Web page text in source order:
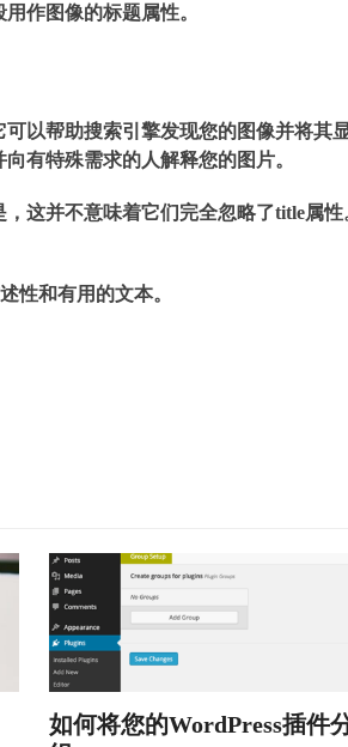
作图像的标题属性。
以帮助搜索引擎发现您的图像并将其
有特殊需求的人解释您的图片。
这并不意味着它们完全忽略了title属性
性和有用的文本。
如何将您的WordPress插件